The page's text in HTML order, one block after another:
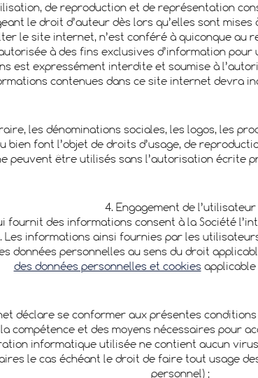
de reproduction et de représentation
le droit d’auteur dès lors qu’elles sont
le site internet, n’est conféré à quiconque
à des fins exclusives d’information
est expressément interdite et soumise à
contenues dans ce site internet devra
les dénominations sociales, les logos, les
bien font l’objet de droits d’usage, de
peuvent être utilisés sans l’autorisation écrite
4. Engagement de l’utilisateur
fournit des informations consent à la Société
informations ainsi fournies par les
données personnelles au sens du droit
des données personnelles et cookies
déclare se conformer aux présentes
compétence et des moyens nécessaires pour
informatique utilisée ne contient aucun
le cas échéant le droit de faire tout usage
personnel) ;